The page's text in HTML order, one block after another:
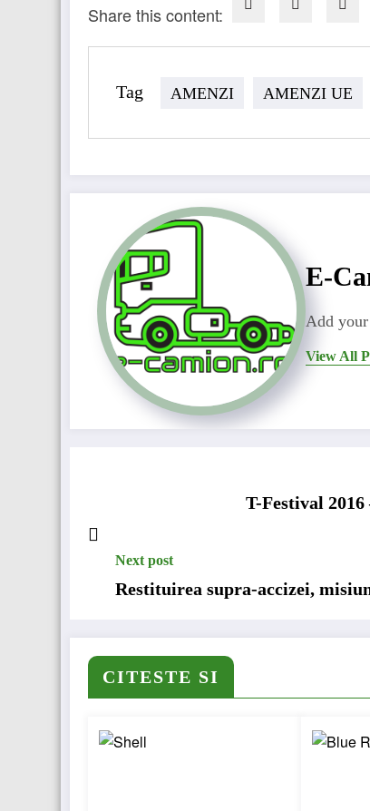
Share this content:
Tag AMENZI AMENZI UE
E-
Add
View All
T-Festival
Next post
Restituirea supra-accizei,
CITESTE SI